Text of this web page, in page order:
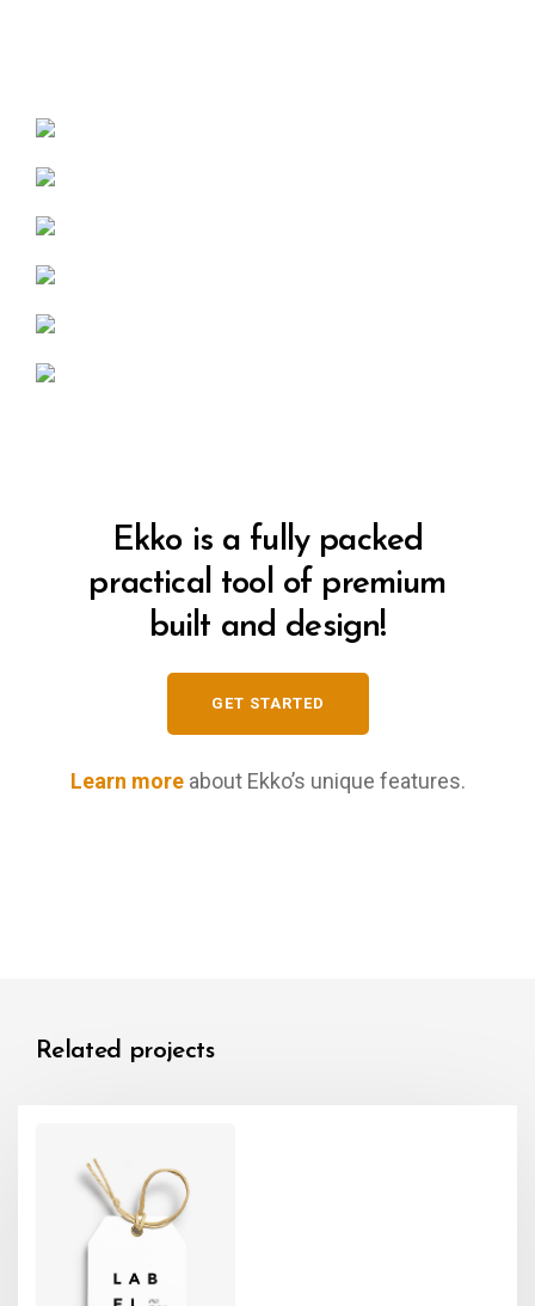
Ekko is a fully packed
practical tool of premium
built and design!
GET STARTED
Learn moreabout Ekko’s unique features.
Related projects